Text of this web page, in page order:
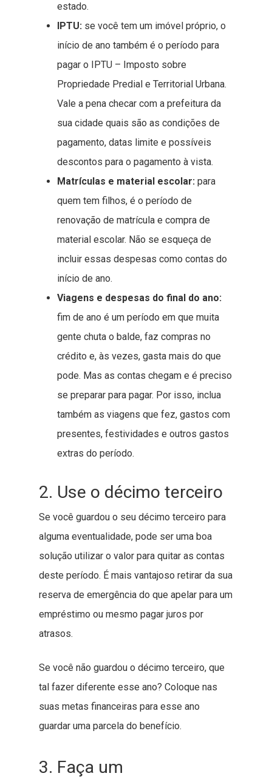
estado.
IPTU: se você tem um imóvel próprio, o
início de ano também é o período para
pagar o IPTU – Imposto sobre
Propriedade Predial e Territorial Urbana.
Vale a pena checar com a prefeitura da
sua cidade quais são as condições de
pagamento, datas limite e possíveis
descontos para o pagamento à vista.
Matrículas e material escolar: para
quem tem filhos, é o período de
renovação de matrícula e compra de
material escolar. Não se esqueça de
incluir essas despesas como contas do
início de ano.
Viagens e despesas do final do ano:
fim de ano é um período em que muita
gente chuta o balde, faz compras no
crédito e, às vezes, gasta mais do que
pode. Mas as contas chegam e é preciso
se preparar para pagar. Por isso, inclua
também as viagens que fez, gastos com
presentes, festividades e outros gastos
extras do período.
2. Use o décimo terceiro
Se você guardou o seu décimo terceiro para
alguma eventualidade, pode ser uma boa
solução utilizar o valor para quitar as contas
deste período. É mais vantajoso retirar da sua
reserva de emergência do que apelar para um
empréstimo ou mesmo pagar juros por
atrasos.
Se você não guardou o décimo terceiro, que
tal fazer diferente esse ano? Coloque nas
suas metas financeiras para esse ano
guardar uma parcela do benefício.
3. Faça um